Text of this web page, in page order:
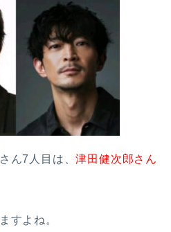
ん7人目は、津田健次郎さん
すよね。